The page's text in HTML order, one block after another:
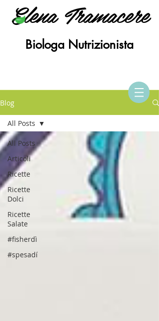
Elena Tramacere
Biologa Nutrizionista
Blog
All Posts
Articoli
Ricette
Ricette
Dolci
Ricette
Salate
#fisherdì
#spesadí
All Posts